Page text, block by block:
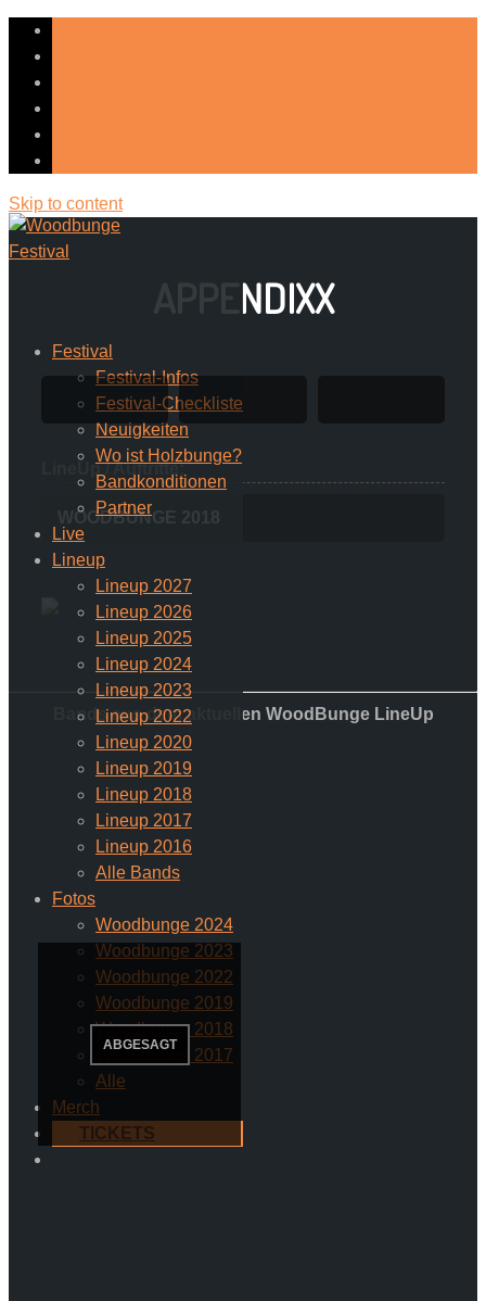
Skip to content
Festival
Festival-Infos
Festival-Checkliste
Neuigkeiten
Wo ist Holzbunge?
Bandkonditionen
Partner
Live
Lineup
Lineup 2027
Lineup 2026
Lineup 2025
Lineup 2024
Lineup 2023
Lineup 2022
Lineup 2020
Lineup 2019
Lineup 2018
Lineup 2017
Lineup 2016
Alle Bands
Fotos
Woodbunge 2024
Woodbunge 2023
Woodbunge 2022
Woodbunge 2019
Woodbunge 2018
Woodbunge 2017
Alle
Merch
TICKETS
APPENDIXX
LineUp / Auftritte:
WOODBUNGE 2018
Bands aus dem aktuellen WoodBunge LineUp